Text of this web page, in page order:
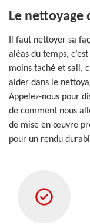
Le nettoyage
Il faut nettoyer sa
aléas du temps,
moins taché et sali,
aider dans le
Appelez-nous pour
de comment nous
de mise en œuvre
pour un rendu